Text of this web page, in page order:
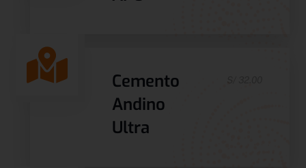
Cemento
Andino
Ultra